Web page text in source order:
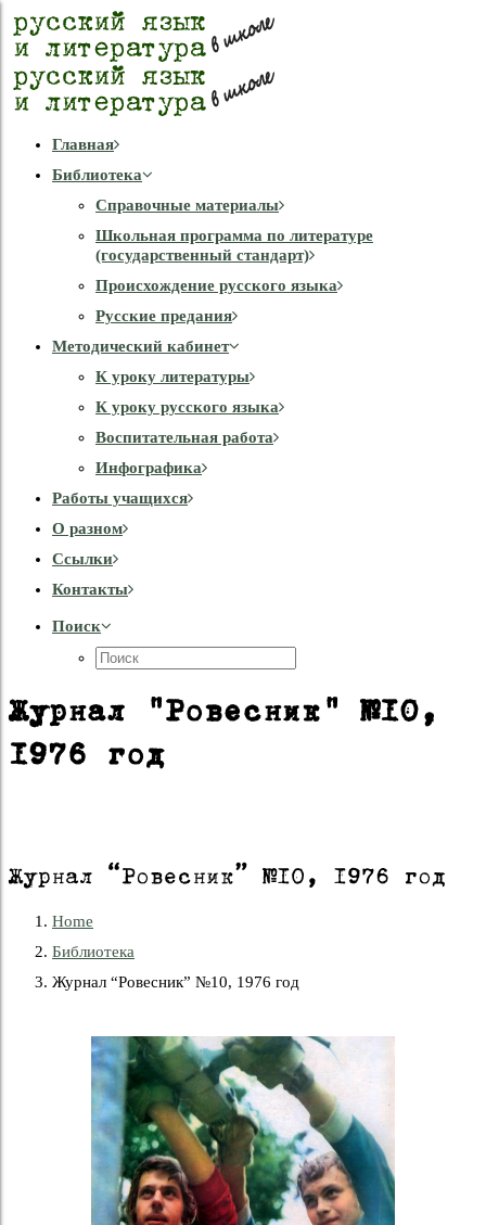
Главная
Библиотека
Справочные материалы
Школьная программа по литературе
(государственный стандарт)
Происхождение русского языка
Русские предания
Методический кабинет
К уроку литературы
К уроку русского языка
Воспитательная работа
Инфографика
Работы учащихся
О разном
Cсылки
Контакты
Поиск
Журнал "Ровесник" №10,
1976 год
Журнал “Ровесник” №10, 1976 год
Home
Библиотека
Журнал “Ровесник” №10, 1976 год